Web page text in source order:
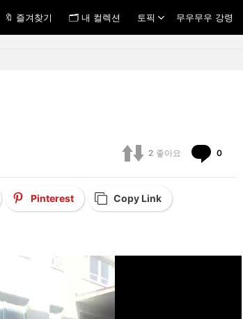
🔖 즐겨찾기 🗂 내 컬렉션 토픽 무우무우 강령
2 좋아요 0
Pinterest Copy Link